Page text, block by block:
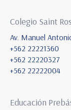
Colegio Saint
Av. Manuel
+562 22221360
+562 22220327
+562 22222004
Educación